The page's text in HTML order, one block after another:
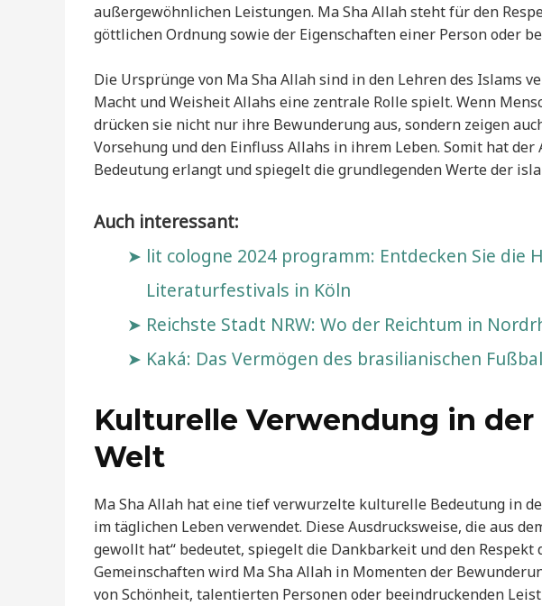
außergewöhnlichen Leistungen. Ma Sha Allah steht für den
göttlichen Ordnung sowie der Eigenschaften einer Person oder
Die Ursprünge von Ma Sha Allah sind in den Lehren des Islams
Macht und Weisheit Allahs eine zentrale Rolle spielt. Wenn
drücken sie nicht nur ihre Bewunderung aus, sondern zeigen
Vorsehung und den Einfluss Allahs in ihrem Leben. Somit hat
Bedeutung erlangt und spiegelt die grundlegenden Werte der
Auch interessant:
lit cologne 2024 programm: Entdecken Sie die
Literaturfestivals in Köln
Reichste Stadt NRW: Wo der Reichtum in
Kaká: Das Vermögen des brasilianischen
Kulturelle Verwendung in
Welt
Ma Sha Allah hat eine tief verwurzelte kulturelle Bedeutung in
im täglichen Leben verwendet. Diese Ausdrucksweise, die aus
gewollt hat“ bedeutet, spiegelt die Dankbarkeit und den Respekt
Gemeinschaften wird Ma Sha Allah in Momenten der
von Schönheit, talentierten Personen oder beeindruckenden